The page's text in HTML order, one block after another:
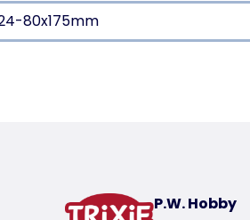
80x175mm
P.W. Hobby